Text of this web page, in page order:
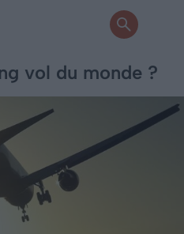
vol du monde ?